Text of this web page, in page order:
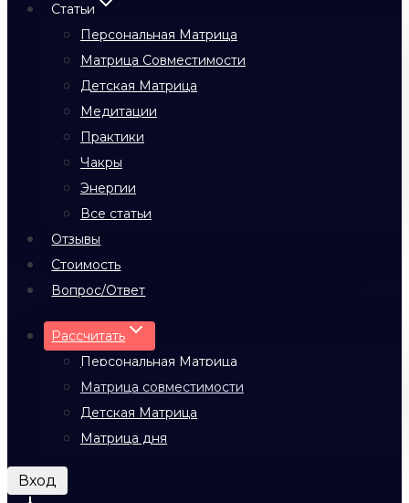
Статьи
Персональная Матрица
Матрица Совместимости
Детская Матрица
Медитации
Практики
Чакры
Энергии
Все статьи
Отзывы
Стоимость
Вопрос/Ответ
Рассчитать
Персональная Матрица
Матрица совместимости
Детская Матрица
Матрица дня
Вход